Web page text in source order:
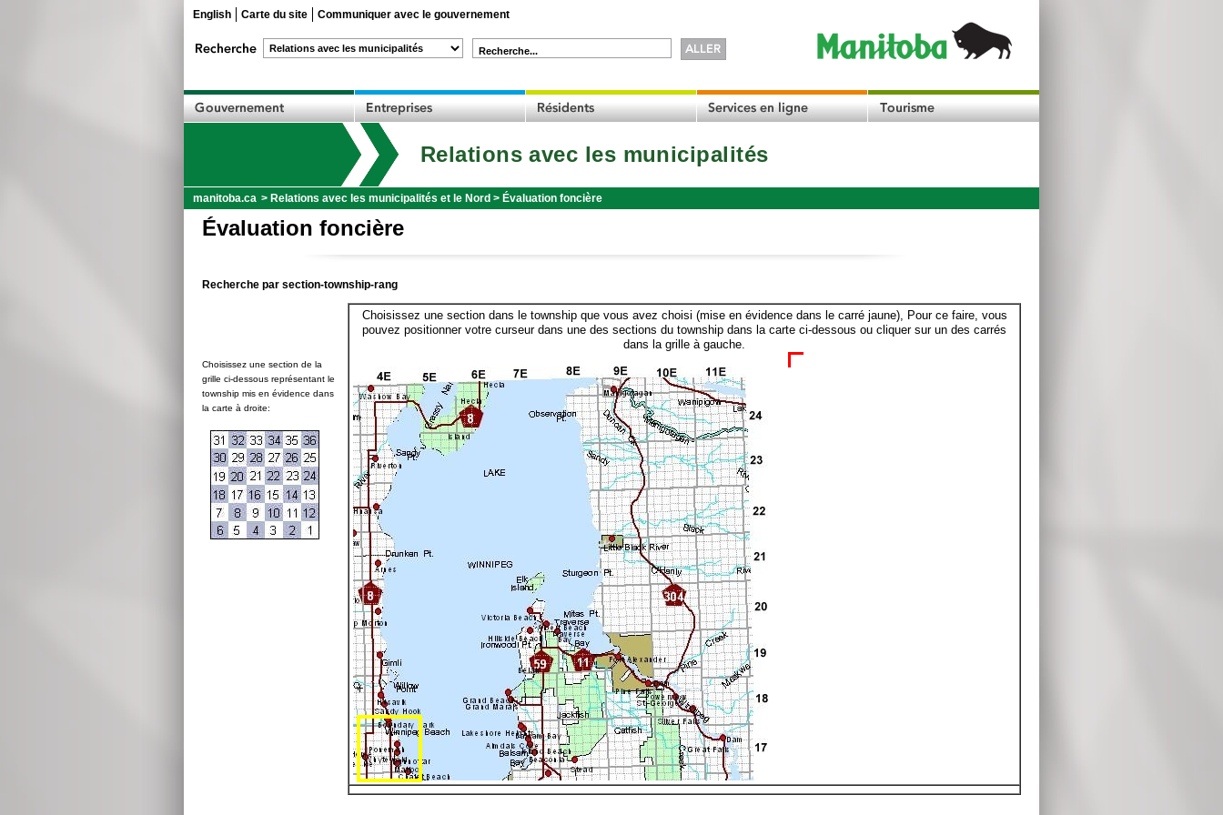
English Carte du site Communiquer avec le gouvernement
Recherche...
Relations avec les municipalités
manitoba.ca > Relations avec les municipalités et le Nord > Évaluation foncière
Évaluation foncière
Recherche par section-township-rang
Choisissez une section de la
grille ci-dessous représentant le
township mis en évidence dans
la carte à droite:
Choisissez une section dans le township que vous avez choisi (mise en évidence dans le carré jaune), Pour ce faire, vous
pouvez positionner votre curseur dans une des sections du township dans la carte ci-dessous ou cliquer sur un des carrés
dans la grille à gauche.